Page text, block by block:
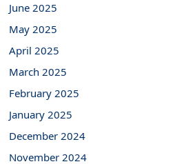
June 2025
May 2025
April 2025
March 2025
February 2025
January 2025
December 2024
November 2024